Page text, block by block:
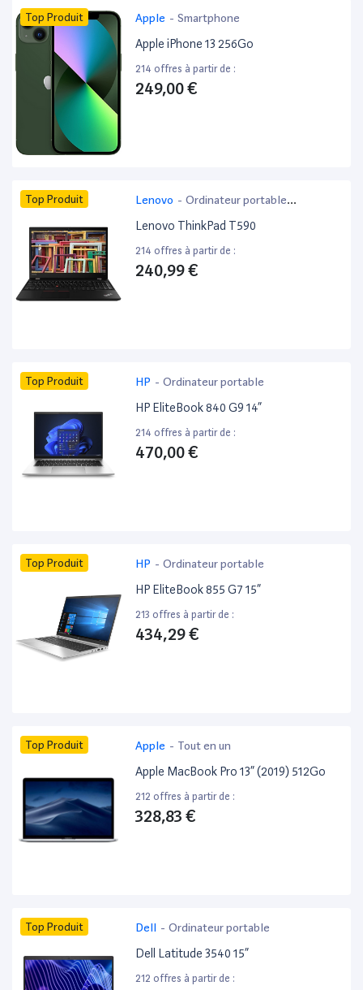
Top Produit Apple - Smartphone
Apple iPhone 13 256Go
214 offres à partir de :
249,00 €
Top Produit Lenovo - Ordinateur portable
bureautique
Lenovo ThinkPad T590
214 offres à partir de :
240,99 €
Top Produit HP - Ordinateur portable
HP EliteBook 840 G9 14”
214 offres à partir de :
470,00 €
Top Produit HP - Ordinateur portable
HP EliteBook 855 G7 15”
213 offres à partir de :
434,29 €
Top Produit Apple - Tout en un
Apple MacBook Pro 13” (2019) 512Go
212 offres à partir de :
328,83 €
Top Produit Dell - Ordinateur portable
Dell Latitude 3540 15”
212 offres à partir de :